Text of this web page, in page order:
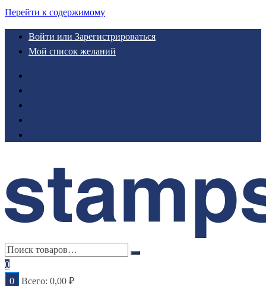
Перейти к содержимому
Войти или Зарегистрироваться
Мой список желаний
0
0
Всего: 0,00 ₽